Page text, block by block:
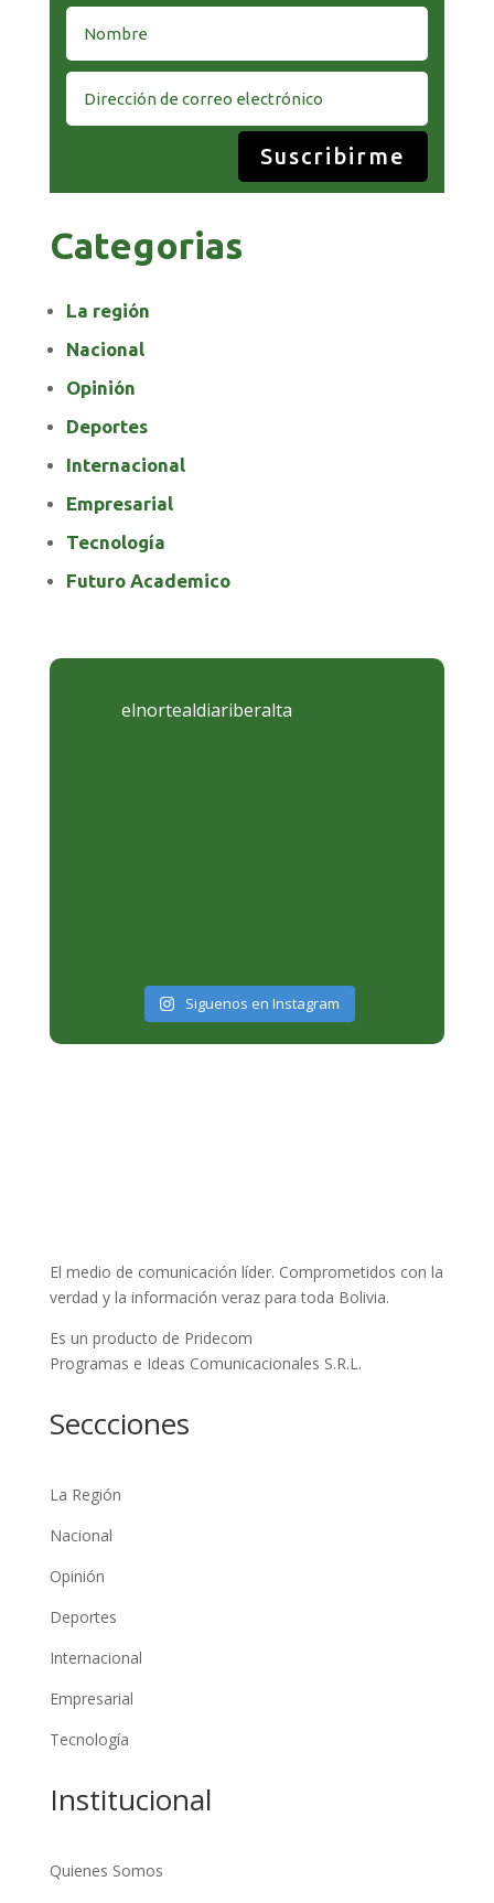
Suscribirme
Categorias
La región
Nacional
Opinión
Deportes
Internacional
Empresarial
Tecnología
Futuro Academico
elnortealdiariberalta
Siguenos en Instagram
El medio de comunicación líder. Comprometidos con la
verdad y la información veraz para toda Bolivia.
Es un producto de Pridecom
Programas e Ideas Comunicacionales S.R.L.
Seccciones
La Región
Nacional
Opinión
Deportes
Internacional
Empresarial
Tecnología
Institucional
Quienes Somos